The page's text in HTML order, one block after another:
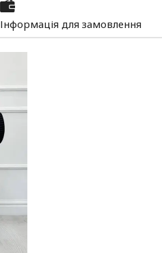
Інформація для замовлення